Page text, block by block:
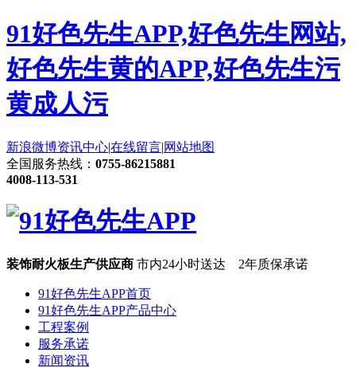
91好色先生APP,好色先生网站,
好色先生黄的APP,好色先生污
黄成人污
新浪微博资讯中心|在线留言|网站地图
全国服务热线： 0755-86215881
4008-113-531
装饰耐火板生产供应商 市内24小时送达 2年质保承诺
91好色先生APP首页
91好色先生APP产品中心
工程案例
服务承诺
新闻资讯